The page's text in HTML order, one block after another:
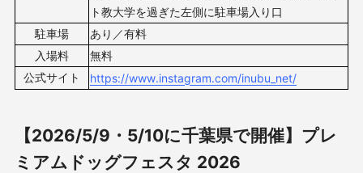
ト教大学を過ぎた左側に駐車場入り口
駐車場
あり／有料
入場料
無料
公式サイト
https://www.instagram.com/inubu_net/
【2026/5/9・5/10に千葉県で開催】プレ
ミアムドッグフェスタ 2026